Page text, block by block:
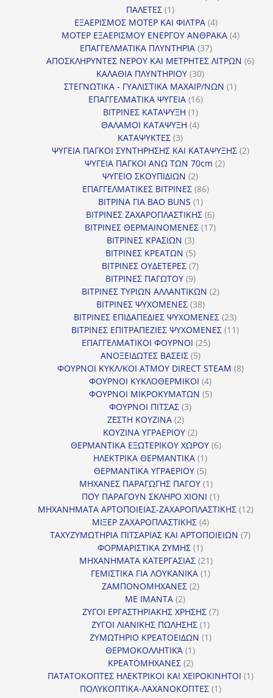
ΠΑΛΕΤΕΣ 11
προϊόν
ΕΞΑΕΡΙΣΜΟΣ ΜΟΤΕΡ ΚΑΙ ΦΙΛΤΡΑ 44
προϊόντα
ΜΟΤΕΡ ΕΞΑΕΡΙΣΜΟΥ ΕΝΕΡΓΟΥ ΑΝΘΡΑΚΑ 44
ΕΠΑΓΓΕΛΜΑΤΙΚΑ ΠΛΥΝΤΗΡΙΑ 3737
προϊόντα
ΑΠΟΣΚΛΗΡΥΝΤΕΣ ΝΕΡΟΥ ΚΑΙ ΜΕΤΡΗΤΕΣ ΛΙΤΡΩΝ 66
ΚΑΛΑΘΙΑ ΠΛΥΝΤΗΡΙΟΥ 3030
προϊόντα
ΣΤΕΓΝΩΤΙΚΑ - ΓΥΑΛΙΣΤΙΚΑ ΜΑΧΑΙΡ/ΝΩΝ 11
ΕΠΑΓΓΕΛΜΑΤΙΚΑ ΨΥΓΕΙΑ 1616
ΒΙΤΡΙΝΕΣ ΚΑΤΑΨΥΞΗ 11
προϊόν
ΘΑΛΑΜΟΙ ΚΑΤΑΨΥΞΗ 44
ΚΑΤΑΨΥΚΤΕΣ 33
προϊόντα
ΨΥΓΕΙΑ ΠΑΓΚΟΙ ΣΥΝΤΗΡΗΣΗΣ ΚΑΙ ΚΑΤΑΨΥΞΗΣ 22
ΨΥΓΕΙΑ ΠΑΓΚΟΙ ΑΝΩ ΤΩΝ 70cm 22
ΨΥΓΕΙΟ ΣΚΟΥΠΙΔΙΩΝ 22
προϊόντα
ΕΠΑΓΓΕΛΜΑΤΙΚΕΣ ΒΙΤΡΙΝΕΣ 8686
ΒΙΤΡΙΝΑ ΓΙΑ BAO BUNS 11
προϊόν
ΒΙΤΡΙΝΕΣ ΖΑΧΑΡΟΠΛΑΣΤΙΚΗΣ 66
προϊόντα
ΒΙΤΡΙΝΕΣ ΘΕΡΜΑΙΝΟΜΕΝΕΣ 1717
ΒΙΤΡΙΝΕΣ ΚΡΑΣΙΩΝ 33
προϊόντα
ΒΙΤΡΙΝΕΣ ΚΡΕΑΤΩΝ 55
προϊόντα
ΒΙΤΡΙΝΕΣ ΟΥΔΕΤΕΡΕΣ 77
ΒΙΤΡΙΝΕΣ ΠΑΓΩΤΟΥ 99
προϊόντα
ΒΙΤΡΙΝΕΣ ΤΥΡΙΩΝ ΑΛΛΑΝΤΙΚΩΝ 22
ΒΙΤΡΙΝΕΣ ΨΥΧΟΜΕΝΕΣ 3838
προϊόντα
ΒΙΤΡΙΝΕΣ ΕΠΙΔΑΠΕΔΙΕΣ ΨΥΧΟΜΕΝΕΣ 2323
προϊόντα
ΒΙΤΡΙΝΕΣ ΕΠΙΤΡΑΠΕΖΙΕΣ ΨΥΧΟΜΕΝΕΣ 1111
ΕΠΑΓΓΕΛΜΑΤΙΚΟΙ ΦΟΥΡΝΟΙ 2525
ΑΝΟΞΕΙΔΩΤΕΣ ΒΑΣΕΙΣ 55
προϊόντα
ΦΟΥΡΝΟΙ ΚΥΚΛ/ΚΟΙ ΑΤΜΟΥ DIRECT STEAM 88
ΦΟΥΡΝΟΙ ΚΥΚΛΟΘΕΡΜΙΚΟΙ 44
προϊόντα
ΦΟΥΡΝΟΙ ΜΙΚΡΟΚΥΜΑΤΩΝ 55
ΦΟΥΡΝΟΙ ΠΙΤΣΑΣ 33
ΖΕΣΤΗ ΚΟΥΖΙΝΑ 22
προϊόντα
ΚΟΥΖΙΝΑ ΥΓΡΑΕΡΙΟΥ 22
προϊόντα
ΘΕΡΜΑΝΤΙΚΑ ΕΞΩΤΕΡΙΚΟΥ ΧΩΡΟΥ 66
ΗΛΕΚΤΡΙΚΑ ΘΕΡΜΑΝΤΙΚΑ 11
προϊόν
ΘΕΡΜΑΝΤΙΚΑ ΥΓΡΑΕΡΙΟΥ 55
προϊόντα
ΜΗΧΑΝΕΣ ΠΑΡΑΓΩΓΗΣ ΠΑΓΟΥ 11
προϊόν
ΠΟΥ ΠΑΡΑΓΟΥΝ ΣΚΛΗΡΟ ΧΙΟΝΙ 11
προϊόν
ΜΗΧΑΝΗΜΑΤΑ ΑΡΤΟΠΟΙΕΙΑΣ-ΖΑΧΑΡΟΠΛΑΣΤΙΚΗΣ 1212
ΜΙΞΕΡ ΖΑΧΑΡΟΠΛΑΣΤΙΚΗΣ 44
προϊόντα
ΤΑΧΥΖΥΜΩΤΗΡΙΑ ΠΙΤΣΑΡΙΑΣ ΚΑΙ ΑΡΤΟΠΟΙΕΙΩΝ 77
ΦΟΡΜΑΡΙΣΤΙΚΑ ΖΥΜΗΣ 11
προϊόν
ΜΗΧΑΝΗΜΑΤΑ ΚΑΤΕΡΓΑΣΙΑΣ 2121
προϊόντα
ΓΕΜΙΣΤΙΚΑ ΓΙΑ ΛΟΥΚΑΝΙΚΑ 11
ΖΑΜΠΟΝΟΜΗΧΑΝΕΣ 22
ΜΕ ΙΜΑΝΤΑ 22
προϊόντα
ΖΥΓΟΙ ΕΡΓΑΣΤΗΡΙΑΚΗΣ ΧΡΗΣΗΣ 77
ΖΥΓΟΙ ΛΙΑΝΙΚΗΣ ΠΩΛΗΣΗΣ 11
προϊόν
ΖΥΜΩΤΗΡΙΟ ΚΡΕΑΤΟΕΙΔΩΝ 11
ΘΕΡΜΟΚΟΛΛΗΤΙΚΆ 11
προϊόν
ΚΡΕΑΤΟΜΗΧΑΝΕΣ 22
προϊόντα
ΠΑΤΑΤΟΚΟΠΤΕΣ ΗΛΕΚΤΡΙΚΟΙ ΚΑΙ ΧΕΙΡΟΚΙΝΗΤΟΙ 11
ΠΟΛΥΚΟΠΤΙΚΑ-ΛΑΧΑΝΟΚΟΠΤΕΣ 11